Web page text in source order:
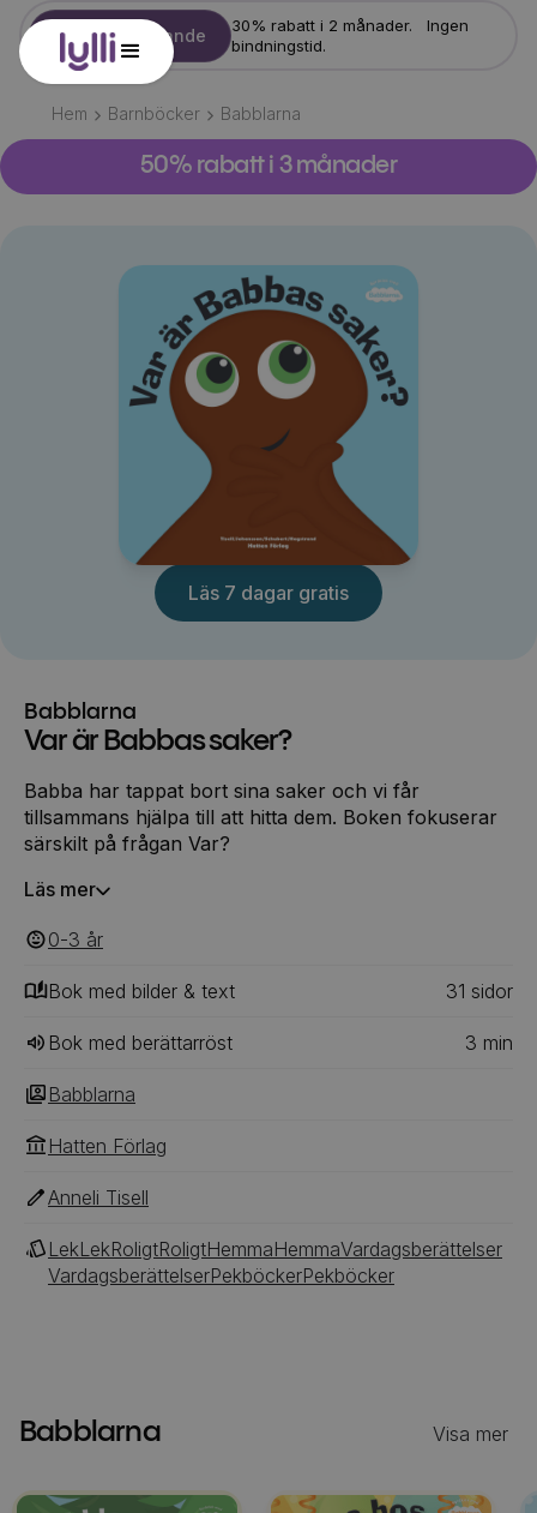
Starta erbjudande
30% rabatt i 2 månader. Ingen
bindningstid.
Hem Barnböcker Babblarna
50% rabatt i 3 månader
Läs 7 dagar gratis
Babblarna
Var är Babbas saker?
Babba har tappat bort sina saker och vi får
tillsammans hjälpa till att hitta dem. Boken fokuserar
särskilt på frågan Var?
Läs mer
0-3 ‎‎ år
Bok med bilder & text 31 ‎‎ sidor
Bok med berättarröst 3 min
Babblarna
Hatten Förlag
Anneli Tisell
LekLekRoligtRoligtHemmaHemmaVardagsberättelser
VardagsberättelserPekböckerPekböcker
Babblarna Visa mer